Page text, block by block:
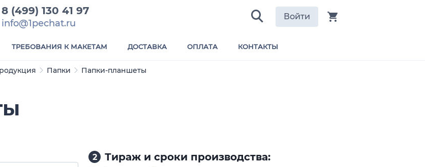
8 (499) 130 41 97
info@1pechat.ru
Войти
ТРЕБОВАНИЯ К МАКЕТАМ ДОСТАВКА ОПЛАТА КОНТАКТЫ
Папки Папки-планшеты
2 Тираж и сроки производства: